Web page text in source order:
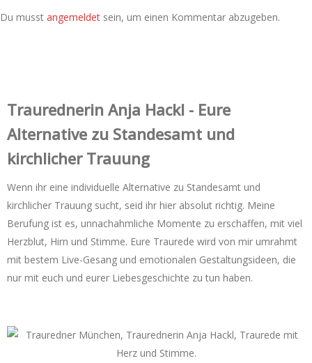
Du musst angemeldet sein, um einen Kommentar abzugeben.
Trauredner‌in Anja Hackl - Eure
Alternative zu Standesamt und
kirchlicher Trauung
Wenn ihr eine individuelle Alternative zu Standesamt und
kirchlicher Trauung sucht, seid ihr hier absolut richtig. Meine
Berufung ist es, unnachahmliche Momente zu erschaffen, mit viel
Herzblut, Hirn und Stimme. Eure Traurede wird von mir umrahmt
mit bestem Live-Gesang und emotionalen Gestaltungsideen, die
nur mit euch und eurer Liebesgeschichte zu tun haben.